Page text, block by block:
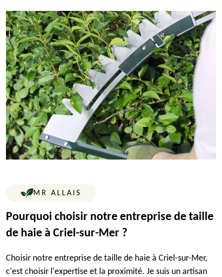
MR ALLAIS
Pourquoi choisir notre entreprise de taille
de haie à Criel-sur-Mer ?
Choisir notre entreprise de taille de haie à Criel-sur-Mer,
c'est choisir l'expertise et la proximité. Je suis un artisan